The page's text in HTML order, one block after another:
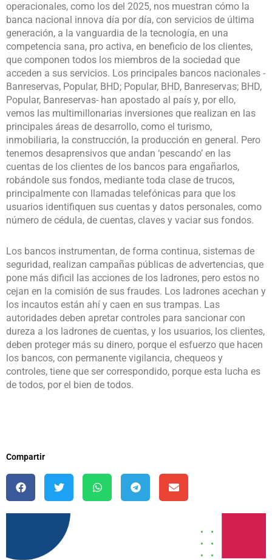
operacionales, como los del 2025, nos muestran cómo la
banca nacional innova día por día, con servicios de última
generación, a la vanguardia de la tecnología, en una
competencia sana, pro activa, en beneficio de los clientes,
que componen todos los miembros de la sociedad que
acceden a sus servicios. Los principales bancos nacionales -
Banreservas, Popular, BHD; Popular, BHD, Banreservas; BHD,
Popular, Banreservas- han apostado al país y, por ello,
vemos las multimillonarias inversiones que realizan en las
principales áreas de desarrollo, como el turismo,
inmobiliaria, la construcción, la producción en general. Pero
tenemos desaprensivos que andan ‘pescando’ en las
cuentas de los clientes de los bancos para engañarlos,
robándole sus fondos, mediante toda clase de trucos,
principalmente con llamadas telefónicas para que los
usuarios identifiquen sus cuentas y datos personales, como
número de cédula, de cuentas, claves y vaciar sus fondos.
Los bancos instrumentan, de forma continua, sistemas de
seguridad, realizan campañas públicas de advertencias, que
pone más dificil las acciones de los ladrones, pero estos no
cejan en la comisión de sus fraudes. Los ladrones acechan y
los incautos están ahí y caen en sus trampas. Las
autoridades deben apretar controles para sancionar con
dureza a los ladrones de cuentas, y los usuarios, los clientes,
deben proteger más su dinero, porque el esfuerzo que hacen
los bancos, con permanente vigilancia, chequeos y
controles, tiene que ser correspondido, porque esta lucha es
de todos, por el bien de todos.
Compartir